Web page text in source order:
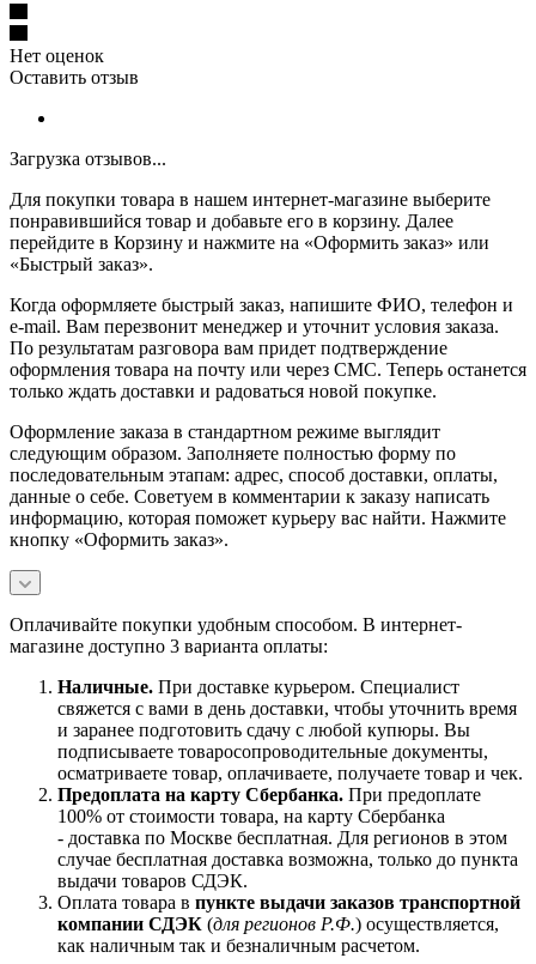
Нет оценок
Оставить отзыв
Загрузка отзывов...
Для покупки товара в нашем интернет-магазине выберите
понравившийся товар и добавьте его в корзину. Далее
перейдите в Корзину и нажмите на «Оформить заказ» или
«Быстрый заказ».
Когда оформляете быстрый заказ, напишите ФИО, телефон и
e-mail. Вам перезвонит менеджер и уточнит условия заказа.
По результатам разговора вам придет подтверждение
оформления товара на почту или через СМС. Теперь останется
только ждать доставки и радоваться новой покупке.
Оформление заказа в стандартном режиме выглядит
следующим образом. Заполняете полностью форму по
последовательным этапам: адрес, способ доставки, оплаты,
данные о себе. Советуем в комментарии к заказу написать
информацию, которая поможет курьеру вас найти. Нажмите
кнопку «Оформить заказ».
Оплачивайте покупки удобным способом. В интернет-
магазине доступно 3 варианта оплаты:
Наличные. При доставке курьером. Специалист
свяжется с вами в день доставки, чтобы уточнить время
и заранее подготовить сдачу с любой купюры. Вы
подписываете товаросопроводительные документы,
осматриваете товар, оплачиваете, получаете товар и чек.
Предоплата на карту Сбербанка. При предоплате
100% от стоимости товара, на карту Сбербанка
- доставка по Москве бесплатная. Для регионов в этом
случае бесплатная доставка возможна, только до пункта
выдачи товаров СДЭК.
Оплата товара в пункте выдачи заказов транспортной
компании СДЭК (для регионов Р.Ф.) осуществляется,
как наличным так и безналичным расчетом.